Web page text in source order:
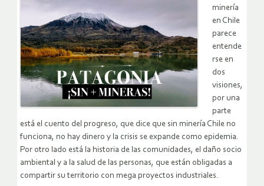
minería
en Chile
parece
entende
rse en
dos
visiones,
por una
parte
está el cuento del progreso, que dice que sin minería Chile no
funciona, no hay dinero y la crisis se expande como epidemia.
Por otro lado está la historia de las comunidades, el daño socio
ambiental y a la salud de las personas, que están obligadas a
compartir su territorio con mega proyectos industriales.